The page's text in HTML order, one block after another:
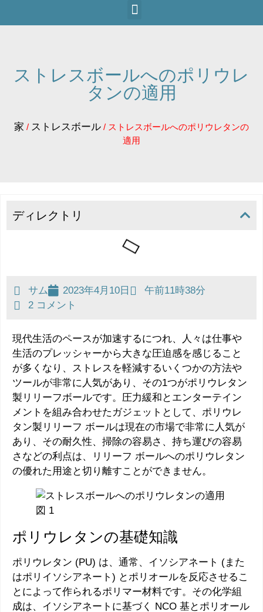
ストレスボールへのポリウレ
タンの適用
家 / ストレスボール / ストレスボールへのポリウレタンの
適用
ディレクトリ
サム 2023年4月10日
午前11時38分
2 コメント
現代生活のペースが加速するにつれ、人々は仕事や
生活のプレッシャーから大きな圧迫感を感じること
が多くなり、ストレスを軽減するいくつかの方法や
ツールが非常に人気があり、その1つがポリウレタン
製リリーフボールです。圧力緩和とエンターテイン
メントを組み合わせたガジェットとして、ポリウレ
タン製リリーフ ボールは現在の市場で非常に人気が
あり、その耐久性、掃除の容易さ、持ち運びの容易
さなどの利点は、リリーフ ボールへのポリウレタン
の優れた用途と切り離すことができません。
ポリウレタンの基礎知識
ポリウレタン (PU) は、通常、イソシアネート (また
はポリイソシアネート) とポリオールを反応させるこ
とによって作られるポリマー材料です。その化学組
成は、イソシアネートに基づく NCO 基とポリオール